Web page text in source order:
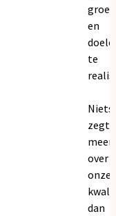
en
te
Niets
zegt
meer
over
onze
dan